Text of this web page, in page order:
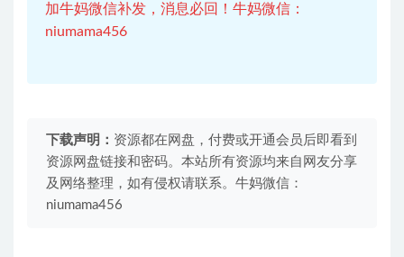
加牛妈微信补发，消息必回！牛妈微信：
niumama456
下载声明： 资源都在网盘，付费或开通会员后即看到
资源网盘链接和密码。本站所有资源均来自网友分享
及网络整理，如有侵权请联系。牛妈微信：
niumama456